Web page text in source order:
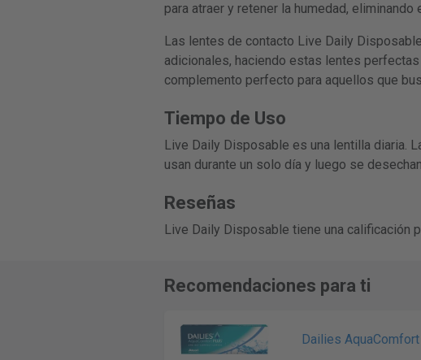
para atraer y retener la humedad,
Las lentes de contacto Live Daily
adicionales, haciendo estas lentes
complemento perfecto para aquellos que
Tiempo de Uso
Live Daily Disposable es una lentilla diaria.
usan durante un solo día y luego se
Reseñas
Live Daily Disposable tiene una calificación
Recomendaciones para ti
Dailies